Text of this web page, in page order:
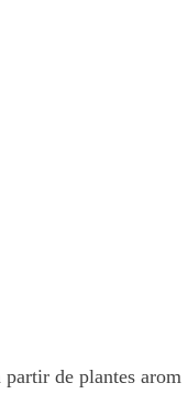
de plantes arom